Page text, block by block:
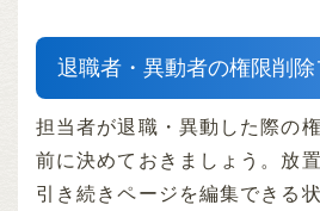
退職者・異動者の権限削除
担当者が退職・異動した際の
前に決めておきましょう。放
引き続きページを編集できる